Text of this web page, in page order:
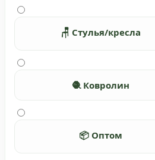
🪑 Стулья/кресла
🧶 Ковролин
📦 Оптом